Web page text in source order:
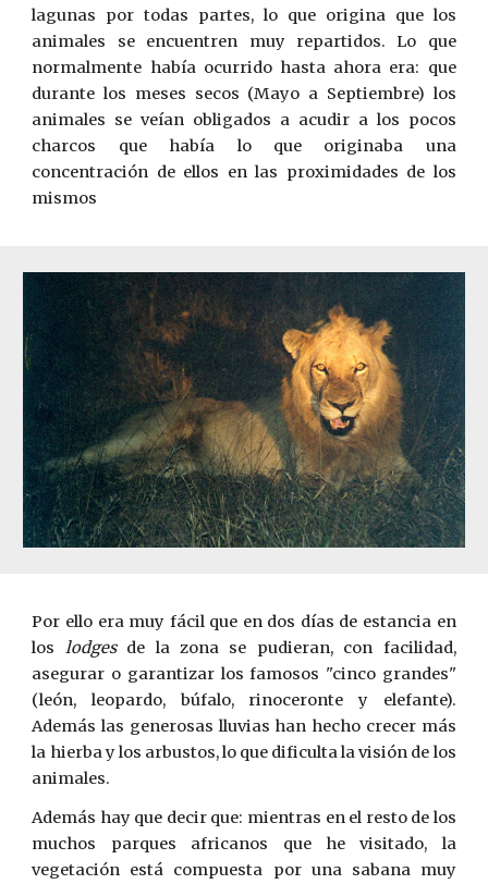
lagunas por todas partes, lo que origina que los
animales se encuentren muy repartidos. Lo que
normalmente había ocurrido hasta ahora era: que
durante los meses secos (Mayo a Septiembre) los
animales se veían obligados a acudir a los pocos
charcos que había lo que originaba una
concentración de ellos en las proximidades de los
mismos
Por ello era muy fácil que en dos días de estancia en
los lodgesde la zona se pudieran, con facilidad,
asegurar o garantizar los famosos "cinco grandes"
(león, leopardo, búfalo, rinoceronte y elefante).
Además las generosas lluvias han hecho crecer más
la hierba y los arbustos, lo que dificulta la visión de los
animales.
Además hay que decir que: mientras en el resto de los
muchos parques africanos que he visitado, la
vegetación está compuesta por una sabana muy